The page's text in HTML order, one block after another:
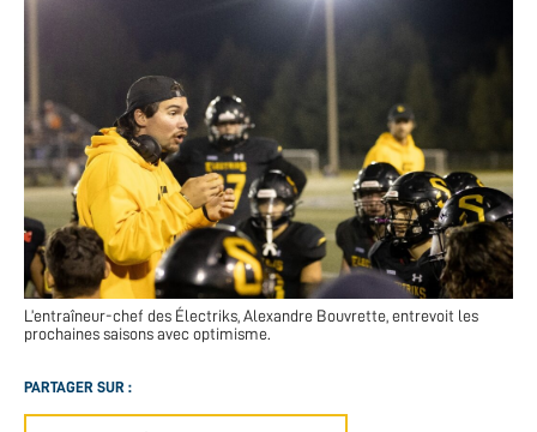
L’entraîneur-chef des Électriks, Alexandre Bouvrette, entrevoit les
prochaines saisons avec optimisme.
PARTAGER SUR :